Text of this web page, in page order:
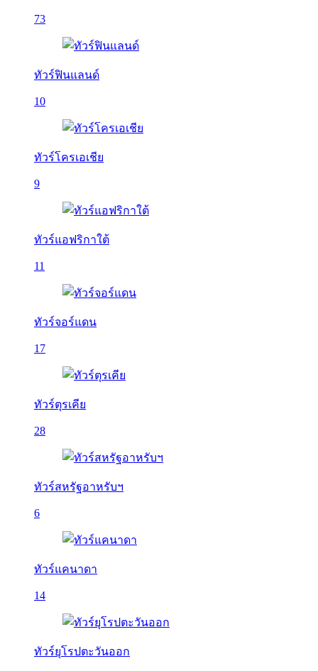
73
ทัวร์ฟินแลนด์
10
ทัวร์โครเอเชีย
9
ทัวร์แอฟริกาใต้
11
ทัวร์จอร์แดน
17
ทัวร์ตุรเคีย
28
ทัวร์สหรัฐอาหรับฯ
6
ทัวร์แคนาดา
14
ทัวร์ยุโรปตะวันออก